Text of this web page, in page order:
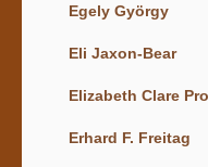
Egely György
Eli Jaxon-Bear
Elizabeth Clare
Erhard F. Freitag